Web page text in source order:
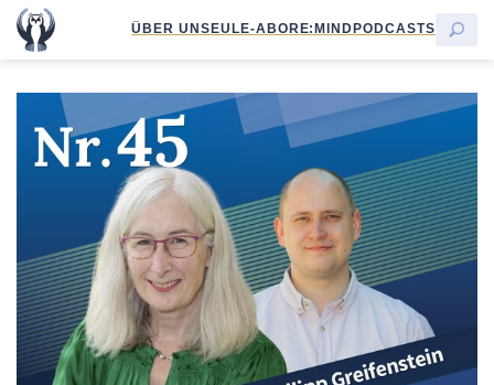
ÜBER UNSEULE-ABORE:MINDPODCASTS